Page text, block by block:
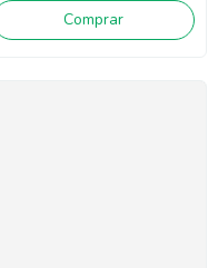
Comprar